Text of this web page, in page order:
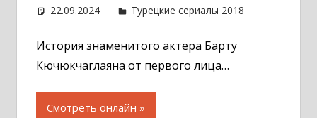
22.09.2024 Администратор
Турецкие сериалы 2018
История знаменитого актера Барту
Кючюкчаглаяна от первого лица…
Смотреть онлайн